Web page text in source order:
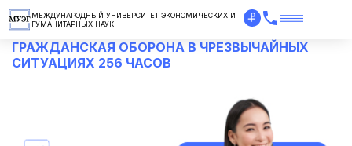
МЕЖДУНАРОДНЫЙ УНИВЕРСИТЕТ ЭКОНОМИЧЕСКИХ И
ГУМАНИТАРНЫХ НАУК
ГРАЖДАНСКАЯ ОБОРОНА В ЧРЕЗВЫЧАЙНЫХ
СИТУАЦИЯХ 256 ЧАСОВ